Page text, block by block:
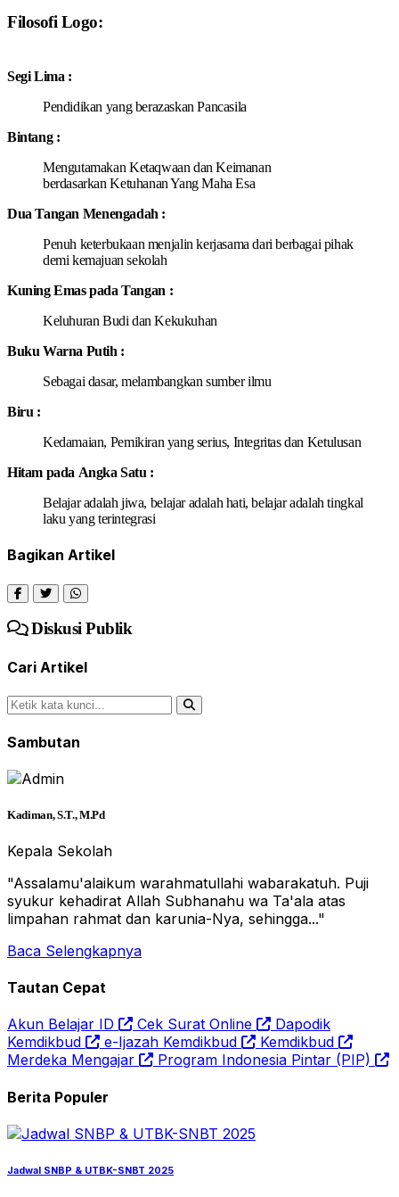
Filosofi Logo:
Segi Lima :
Pendidikan yang berazaskanPancasila
Bintang :
Mengutamakan Ketaqwaan dan Keimanan
berdasarkan Ketuhanan Yang Maha Esa
Dua Tangan Menengadah :
Penuh keterbukaan menjalinkerjasama dari berbagai pihak
demi kemajuan sekolah
Kuning Emaspada Tangan :
Keluhuran Budi dan Kekukuhan
Buku Warna Putih :
Sebagai dasar, melambangkan sumber ilmu
Biru :
Kedamaian, Pemikiran yang serius, Integritasdan Ketulusan
Hitam pada Angka Satu :
Belajaradalah jiwa, belajaradalah hati, belajar adalah tingkal
laku yang terintegrasi
Bagikan Artikel
Diskusi Publik
Cari Artikel
Sambutan
Kadiman, S.T., M.Pd
Kepala Sekolah
"Assalamu'alaikum warahmatullahi wabarakatuh. Puji
syukur kehadirat Allah Subhanahu wa Ta'ala atas
limpahan rahmat dan karunia-Nya, sehingga..."
Baca Selengkapnya
Tautan Cepat
Akun Belajar ID Cek Surat Online
Dapodik
Kemdikbud
e-Ijazah Kemdikbud
Kemdikbud
Merdeka Mengajar
Program Indonesia Pintar (PIP)
Berita Populer
Jadwal SNBP & UTBK-SNBT 2025